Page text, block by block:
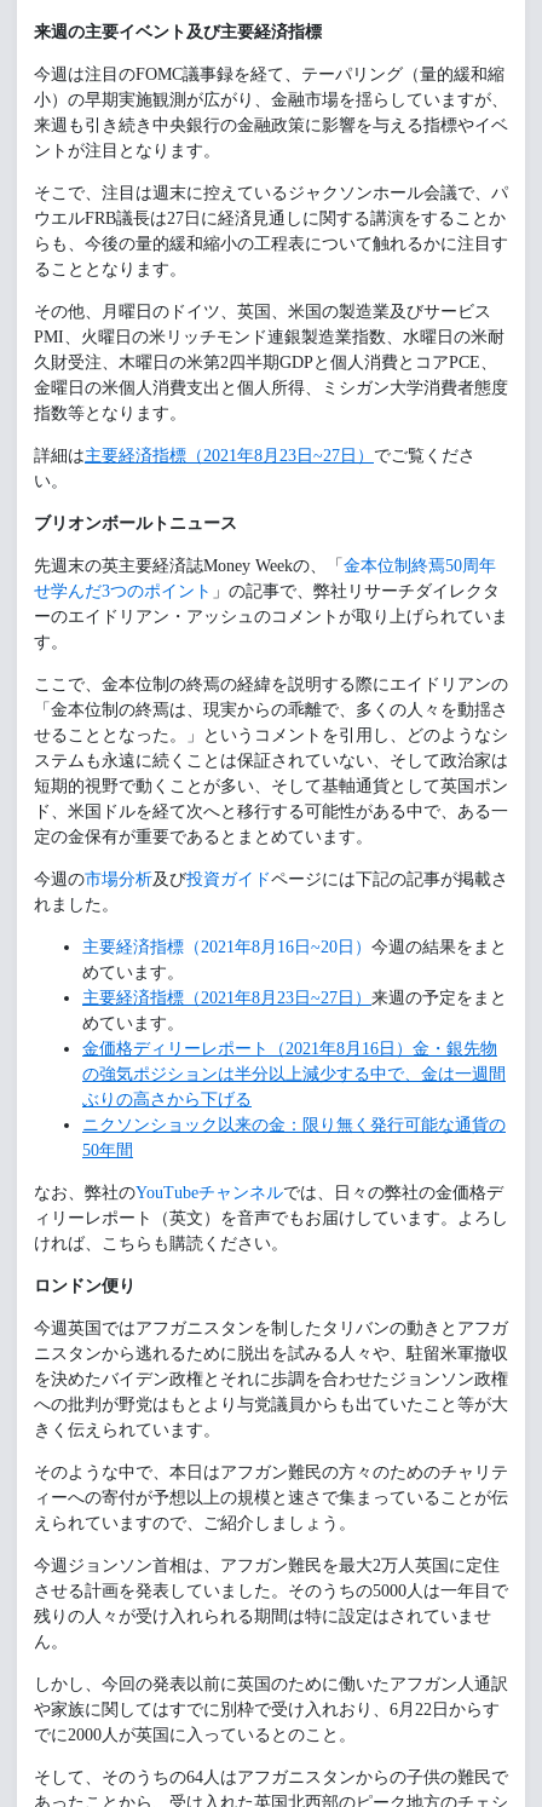
来週の主要イベント及び主要経済指標
今週は注目のFOMC議事録を経て、テーパリング（量的緩和縮
小）の早期実施観測が広がり、金融市場を揺らしていますが、
来週も引き続き中央銀行の金融政策に影響を与える指標やイベ
ントが注目となります。
そこで、注目は週末に控えているジャクソンホール会議で、パ
ウエルFRB議長は27日に経済見通しに関する講演をすることか
らも、今後の量的緩和縮小の工程表について触れるかに注目す
ることとなります。
その他、月曜日のドイツ、英国、米国の製造業及びサービス
PMI、火曜日の米リッチモンド連銀製造業指数、水曜日の米耐
久財受注、木曜日の米第2四半期GDPと個人消費とコアPCE、
金曜日の米個人消費支出と個人所得、ミシガン大学消費者態度
指数等となります。
詳細は主要経済指標（2021年8月23日~27日） でご覧くださ
い。
ブリオンボールトニュース
先週末の英主要経済誌Money Weekの、「 金本位制終焉50周年
せ学んだ3つのポイント 」の記事で、弊社リサーチダイレクタ
ーのエイドリアン・アッシュのコメントが取り上げられていま
す。
ここで、金本位制の終焉の経緯を説明する際にエイドリアンの
「金本位制の終焉は、現実からの乖離で、多くの人々を動揺さ
せることとなった。」というコメントを引用し、どのようなシ
ステムも永遠に続くことは保証されていない、そして政治家は
短期的視野で動くことが多い、そして基軸通貨として英国ポン
ド、米国ドルを経て次へと移行する可能性がある中で、ある一
定の金保有が重要であるとまとめています。
今週の市場分析及び投資ガイドページには下記の記事が掲載さ
れました。
主要経済指標（2021年8月16日~20日） 今週の結果をまと
めています。
主要経済指標（2021年8月23日~27日） 来週の予定をまと
めています。
金価格ディリーレポート（2021年8月16日）金・銀先物
の強気ポジションは半分以上減少する中で、金は一週間
ぶりの高さから下げる
ニクソンショック以来の金：限り無く発行可能な通貨の
50年間
なお、弊社のYouTubeチャンネルでは、日々の弊社の金価格デ
ィリーレポート（英文）を音声でもお届けしています。よろし
ければ、こちらも購読ください。
ロンドン便り
今週英国ではアフガニスタンを制したタリバンの動きとアフガ
ニスタンから逃れるために脱出を試みる人々や、駐留米軍撤収
を決めたバイデン政権とそれに歩調を合わせたジョンソン政権
への批判が野党はもとより与党議員からも出ていたこと等が大
きく伝えられています。
そのような中で、本日はアフガン難民の方々のためのチャリテ
ィーへの寄付が予想以上の規模と速さで集まっていることが伝
えられていますので、ご紹介しましょう。
今週ジョンソン首相は、アフガン難民を最大2万人英国に定住
させる計画を発表していました。そのうちの5000人は一年目で
残りの人々が受け入れられる期間は特に設定はされていませ
ん。
しかし、今回の発表以前に英国のために働いたアフガン人通訳
や家族に関してはすでに別枠で受け入れおり、6月22日からす
でに2000人が英国に入っているとのこと。
そして、そのうちの64人はアフガニスタンからの子供の難民で
あったことから、受け入れた英国北西部のピーク地方のチェシ